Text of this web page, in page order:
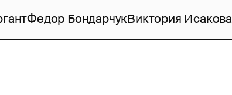
Федор БондарчукВиктория Исакова